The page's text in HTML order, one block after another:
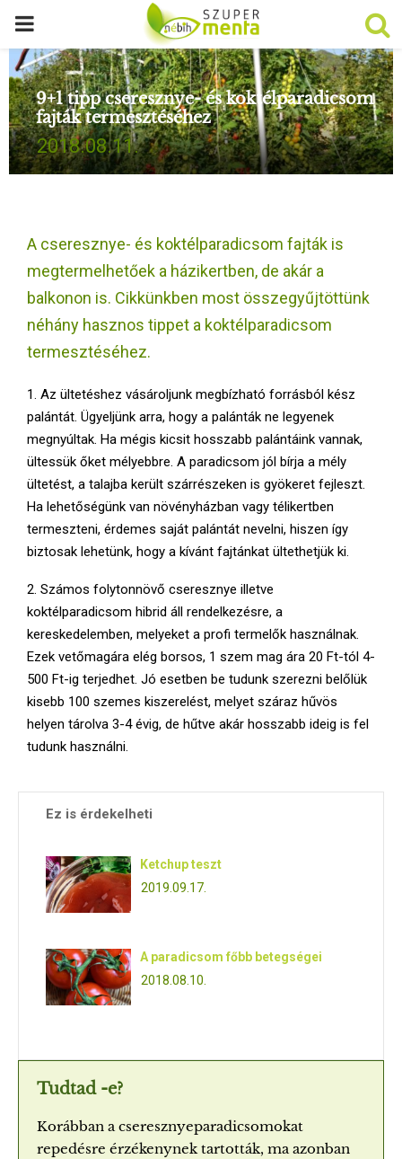
P
R
I
M
R
M
E
N
U
9+1 tipp cseresznye- és koktélparadicsom
fajták termesztéséhez
2018.08.11.
A cseresznye- és koktélparadicsom fajták is
megtermelhetőek a házikertben, de akár a
balkonon is. Cikkünkben most összegyűjtöttünk
néhány hasznos tippet a koktélparadicsom
termesztéséhez.
1. Az ültetéshez vásároljunk megbízható forrásból kész
palántát. Ügyeljünk arra, hogy a palánták ne legyenek
megnyúltak. Ha mégis kicsit hosszabb palántáink vannak,
ültessük őket mélyebbre. A paradicsom jól bírja a mély
ültetést, a talajba került szárrészeken is gyökeret fejleszt.
Ha lehetőségünk van növényházban vagy télikertben
termeszteni, érdemes saját palántát nevelni, hiszen így
biztosak lehetünk, hogy a kívánt fajtánkat ültethetjük ki.
2. Számos folytonnövő cseresznye illetve
koktélparadicsom hibrid áll rendelkezésre, a
kereskedelemben, melyeket a profi termelők használnak.
Ezek vetőmagára elég borsos, 1 szem mag ára 20 Ft-tól 4-
500 Ft-ig terjedhet. Jó esetben be tudunk szerezni belőlük
kisebb 100 szemes kiszerelést, melyet száraz hűvös
helyen tárolva 3-4 évig, de hűtve akár hosszabb ideig is fel
tudunk használni.
Ez is érdekelheti
Ketchup teszt
2019.09.17.
A paradicsom főbb betegségei
2018.08.10.
Tudtad -e?
Korábban a cseresznyeparadicsomokat
repedésre érzékenynek tartották, ma azonban